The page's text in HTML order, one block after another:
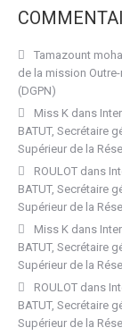
Tamazount
de la mission
(DGPN)
Miss K dans
BATUT, Secrétaire
Supérieur de la
ROULOT dans
BATUT, Secrétaire
Supérieur de la
Miss K dans
BATUT, Secrétaire
Supérieur de la
ROULOT dans
BATUT, Secrétaire
Supérieur de la